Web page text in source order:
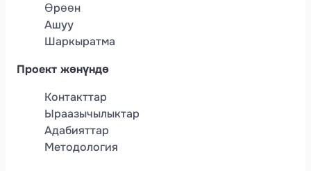
Өрөөн
Ашуу
Шаркыратма
Проект жөнүндө
Контакттар
Ыраазычылыктар
Адабияттар
Методология